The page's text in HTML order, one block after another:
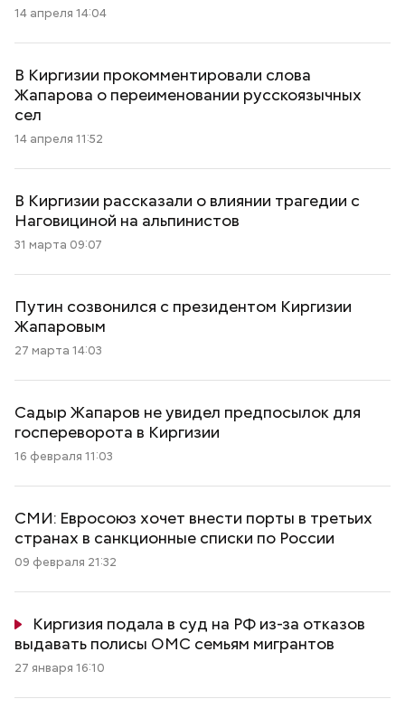
14 апреля 14:04
В Киргизии прокомментировали слова
Жапарова о переименовании русскоязычных
сел
14 апреля 11:52
В Киргизии рассказали о влиянии трагедии с
Наговициной на альпинистов
31 марта 09:07
Путин созвонился с президентом Киргизии
Жапаровым
27 марта 14:03
Садыр Жапаров не увидел предпосылок для
госпереворота в Киргизии
16 февраля 11:03
СМИ: Евросоюз хочет внести порты в третьих
странах в санкционные списки по России
09 февраля 21:32
Киргизия подала в суд на РФ из-за отказов
выдавать полисы ОМС семьям мигрантов
27 января 16:10